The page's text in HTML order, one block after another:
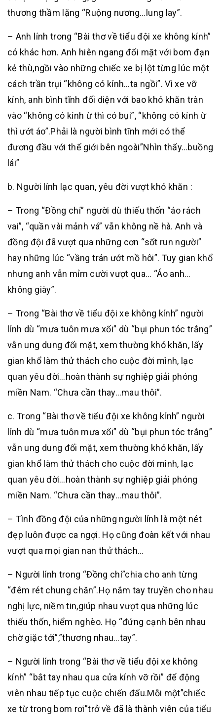
thương thầm lặng “Ruộng nương…lung lay”.
– Anh lính trong “Bài thơ về tiểu đội xe không kính”
có khác hơn. Anh hiên ngang đối mặt với bom đạn
kẻ thù,ngồi vào những chiếc xe bị lột từng lúc một
cách trần trụi “không có kính…ta ngồi”. Vì xe vỡ
kính, anh bình tĩnh đối diện với bao khó khăn tràn
vào “không có kính ừ thì có bụi”, “không có kính ừ
thì ướt áo”.Phải là người bình tĩnh mới có thể
đương đầu với thế giới bên ngoài”Nhìn thấy…buồng
lái”
b. Người lính lạc quan, yêu đời vượt khó khăn :
– Trong “Đồng chí” người dù thiếu thốn “áo rách
vai”, “quần vài mảnh vá” vẫn không nề hà. Anh và
đồng đội đã vượt qua những cơn “sốt run người”
hay những lúc “vầng trán ướt mồ hôi”. Tuy gian khổ
nhưng anh vẫn mỉm cười vượt qua… “Áo anh…
không giày”.
– Trong “Bài thơ về tiểu đội xe không kính” người
lính dù “mưa tuôn mưa xối” dù “bụi phun tóc trắng”
vẫn ung dung đối mặt, xem thường khó khăn, lấy
gian khổ làm thử thách cho cuộc đời mình, lạc
quan yêu đời…hoàn thành sự nghiệp giải phóng
miền Nam. “Chưa cần thay…mau thôi”.
c. Trong “Bài thơ về tiểu đội xe không kính” người
lính dù “mưa tuôn mưa xối” dù “bụi phun tóc trắng”
vẫn ung dung đối mặt, xem thường khó khăn, lấy
gian khổ làm thử thách cho cuộc đời mình, lạc
quan yêu đời…hoàn thành sự nghiệp giải phóng
miền Nam. “Chưa cần thay…mau thôi”.
– Tình đồng đội của những người lính là một nét
đẹp luôn được ca ngợi. Họ cũng đoàn kết với nhau
vượt qua mọi gian nan thử thách…
– Người lính trong “Đồng chí”chia cho anh từng
“đêm rét chung chăn”.Họ nắm tay truyền cho nhau
nghị lực, niềm tin,giúp nhau vượt qua những lúc
thiếu thốn, hiểm nghèo. Họ “đứng cạnh bên nhau
chờ giặc tới”,”thương nhau…tay”.
– Người lính trong “Bài thơ về tiểu đội xe không
kính” “bắt tay nhau qua cửa kính vỡ rồi” để động
viên nhau tiếp tục cuộc chiến đấu.Mỗi một”chiếc
xe từ trong bom rơi”trở về đã là thành viên của tiểu